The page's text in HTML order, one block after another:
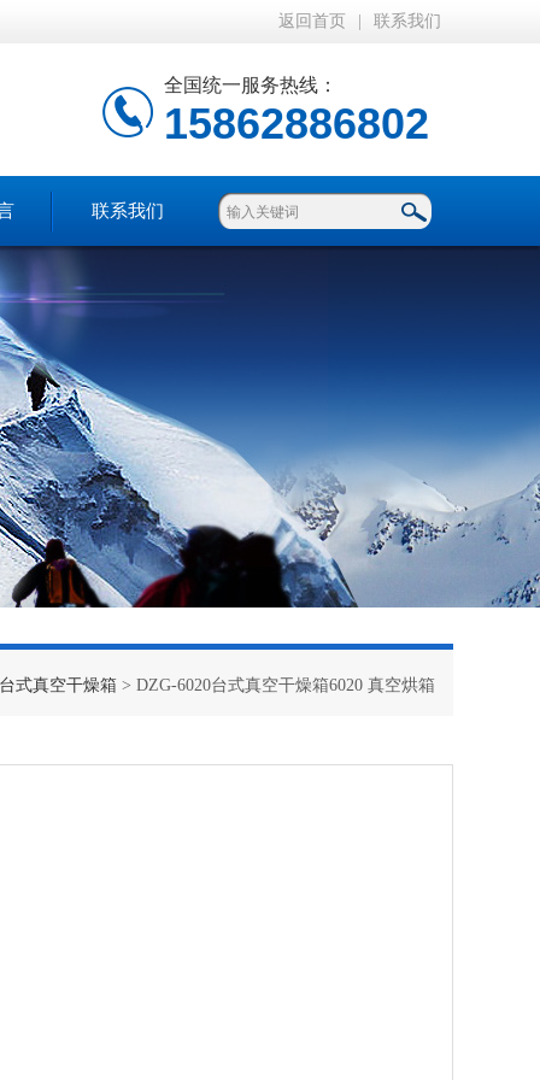
返回首页 联系我们
全国统一服务热线：
15862886802
联系我们
台式真空干燥箱 > DZG-6020台式真空干燥箱6020 真空烘箱